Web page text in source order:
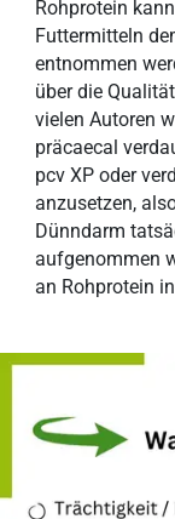
Rohprotein
Futtermitteln
entnommen
über die
vielen Autoren
präcaecal
pcv XP oder
anzusetzen,
Dünndarm
aufgenommen
an Rohprotein